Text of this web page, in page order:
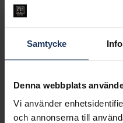
Samtycke
Denna webbplats
Vi använder
och annonserna till
INFO
MODELL
MATERIAL
Matchande